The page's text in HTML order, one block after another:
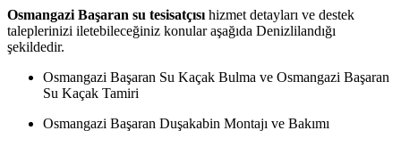
Osmangazi Başaran su tesisatçısı hizmet detayları ve destek
taleplerinizi iletebileceğiniz konular aşağıda Denizlilandığı
şekildedir.
Osmangazi Başaran Su Kaçak Bulma ve Osmangazi Başaran
Su Kaçak Tamiri
Osmangazi Başaran Duşakabin Montajı ve Bakımı